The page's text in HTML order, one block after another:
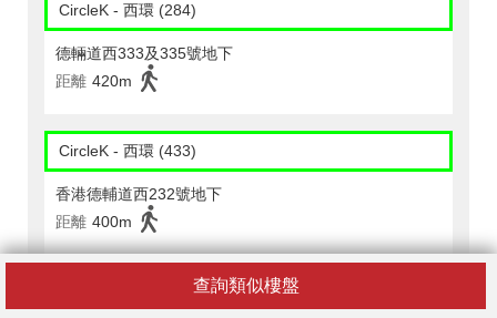
查詢類似樓盤
CircleK - 西環 (284)
德輛道西333及335號地下
距離 420m
CircleK - 西環 (433)
香港德輔道西232號地下
距離 400m
CircleK - 西環 (544)